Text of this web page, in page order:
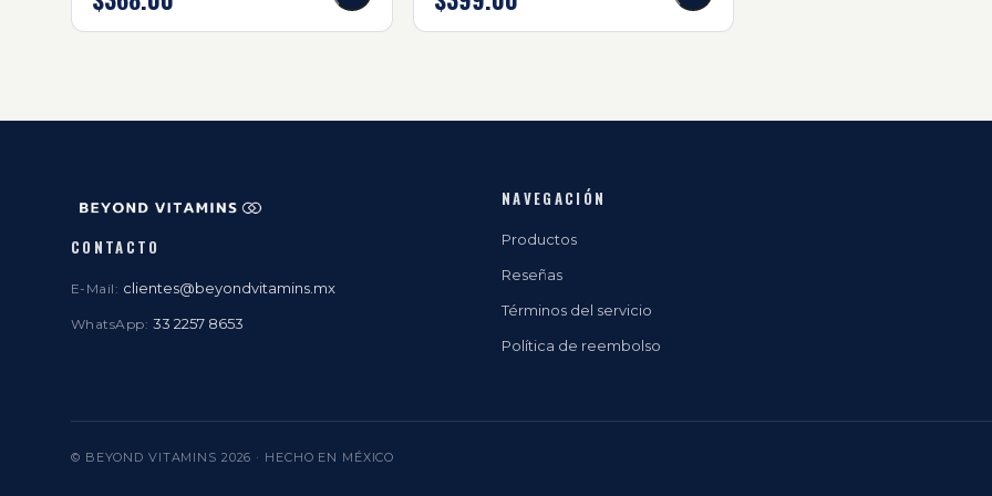
CONTACTO
E-Mail: clientes@beyondvitamins.mx
WhatsApp: 33 2257 8653
NAVEGACIÓN
Productos
Reseñas
Términos del servicio
Política de reembolso
© BEYOND VITAMINS 2026 · HECHO EN MÉXICO